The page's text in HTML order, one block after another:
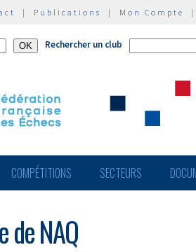
| Publications | Mon Compte
Rechercher un club
COMPÉTITIONS SECTEURS
de NAQ